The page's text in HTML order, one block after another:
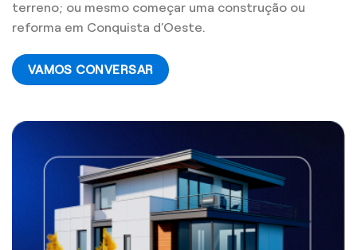
terreno; ou mesmo começar uma construção ou
reforma em Conquista d’Oeste.
VAMOS CONVERSAR